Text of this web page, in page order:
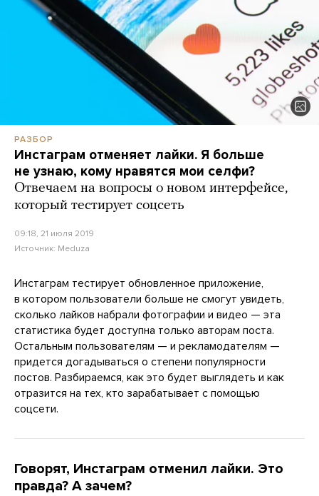
РАЗБОР
Инстаграм отменяет лайки. Я больше
не узнаю, кому нравятся мои селфи?
Отвечаем на вопросы о новом интерфейсе,
который тестирует соцсеть
09:18, 21 июля 2019
Источник: Meduza
Инстаграм тестирует обновленное приложение,
в котором пользователи больше не смогут увидеть,
сколько лайков набрали фотографии и видео — эта
статистика будет доступна только авторам поста.
Остальным пользователям — и рекламодателям —
придется догадываться о степени популярности
постов. Разбираемся, как это будет выглядеть и как
отразится на тех, кто зарабатывает с помощью
соцсети.
Говорят, Инстаграм отменил лайки. Это
правда? А зачем?